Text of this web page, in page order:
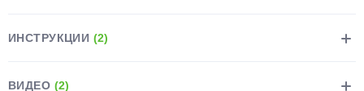
ИНСТРУКЦИИ (2)
ВИДЕО (2)